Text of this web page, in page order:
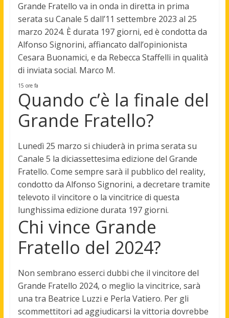
Grande Fratello va in onda in diretta in prima
serata su Canale 5 dall’11 settembre 2023 al 25
marzo 2024. È durata 197 giorni, ed è condotta da
Alfonso Signorini, affiancato dall’opinionista
Cesara Buonamici, e da Rebecca Staffelli in qualità
di inviata social. Marco M.
15 ore fa
Quando c’è la finale del
Grande Fratello?
Lunedì 25 marzo si chiuderà in prima serata su
Canale 5 la diciassettesima edizione del Grande
Fratello. Come sempre sarà il pubblico del reality,
condotto da Alfonso Signorini, a decretare tramite
televoto il vincitore o la vincitrice di questa
lunghissima edizione durata 197 giorni.
Chi vince Grande
Fratello del 2024?
Non sembrano esserci dubbi che il vincitore del
Grande Fratello 2024, o meglio la vincitrice, sarà
una tra Beatrice Luzzi e Perla Vatiero. Per gli
scommettitori ad aggiudicarsi la vittoria dovrebbe